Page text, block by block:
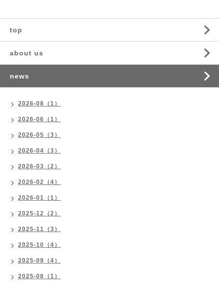
top
about us
news
2026-08（1）
2026-06（1）
2026-05（3）
2026-04（3）
2026-03（2）
2026-02（4）
2026-01（1）
2025-12（2）
2025-11（3）
2025-10（4）
2025-09（4）
2025-08（1）